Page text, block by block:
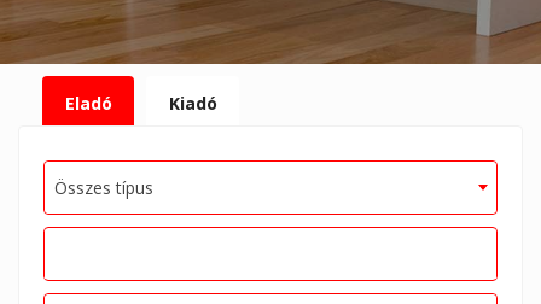
Eladó Kiadó
Összes típus